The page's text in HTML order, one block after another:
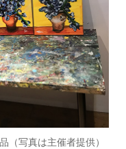
（写真は主催者提供）